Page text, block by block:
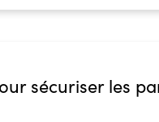
sécuriser les